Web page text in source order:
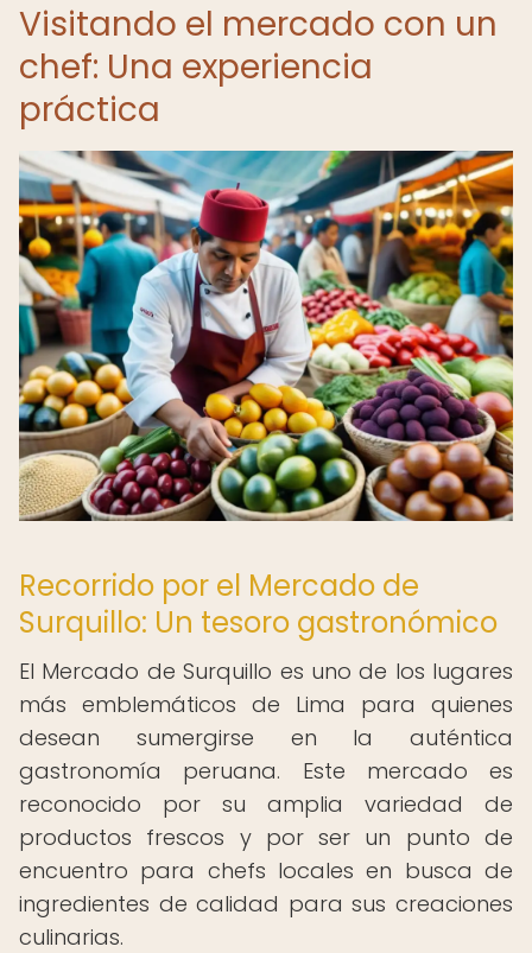
Visitando el mercado con un
chef: Una experiencia
práctica
Recorrido por el Mercado de
Surquillo: Un tesoro gastronómico
El Mercado de Surquillo es uno de los lugares
más emblemáticos de Lima para quienes
desean sumergirse en la auténtica
gastronomía peruana. Este mercado es
reconocido por su amplia variedad de
productos frescos y por ser un punto de
encuentro para chefs locales en busca de
ingredientes de calidad para sus creaciones
culinarias.